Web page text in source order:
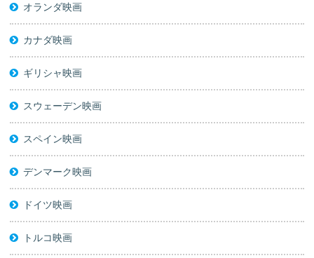
オランダ映画
カナダ映画
ギリシャ映画
スウェーデン映画
スペイン映画
デンマーク映画
ドイツ映画
トルコ映画